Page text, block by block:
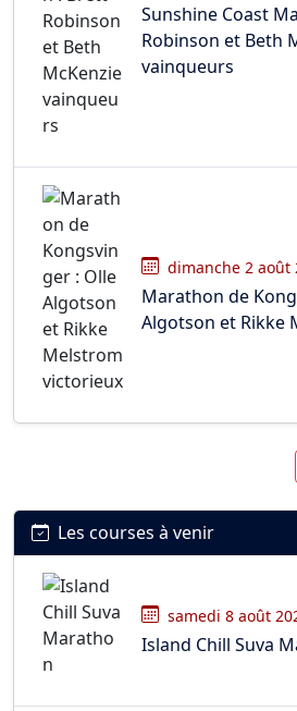
Sunshine Coast
Robinson et Beth
vainqueurs
dimanche 2 août
Marathon de
Algotson et Rikke
Les courses à venir
samedi 8 août
Island Chill Suva